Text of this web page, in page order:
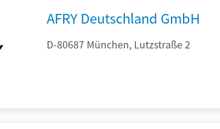
AFRY Deutschland GmbH
D-80687 München, Lutzstraße 2